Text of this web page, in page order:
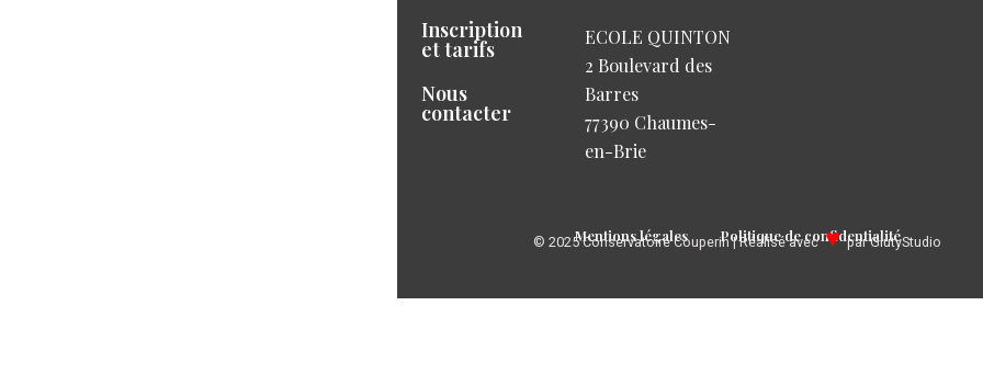
Inscription
et tarifs
Nous
contacter
ECOLE QUINTON
2 Boulevard des
Barres
77390 Chaumes-
en-Brie
Mentions légales Politique de confidentialité
© 2025 Conservatoire Couperin | Réalisé avec♥par GlutyStudio